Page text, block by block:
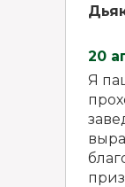
20
Я